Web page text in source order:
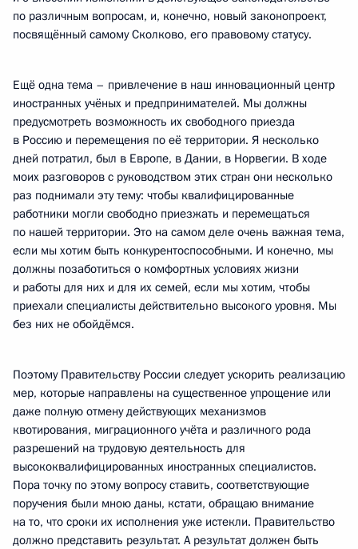
по различным вопросам, и, конечно, новый законопроект,
посвящённый самому Сколково, его правовому статусу.
Ещё одна тема – привлечение в наш инновационный центр
иностранных учёных и предпринимателей. Мы должны
предусмотреть возможность их свободного приезда
в Россию и перемещения по её территории. Я несколько
дней потратил, был в Европе, в Дании, в Норвегии. В ходе
моих разговоров с руководством этих стран они несколько
раз поднимали эту тему: чтобы квалифицированные
работники могли свободно приезжать и перемещаться
по нашей территории. Это на самом деле очень важная тема,
если мы хотим быть конкурентоспособными. И конечно, мы
должны позаботиться о комфортных условиях жизни
и работы для них и для их семей, если мы хотим, чтобы
приехали специалисты действительно высокого уровня. Мы
без них не обойдёмся.
Поэтому Правительству России следует ускорить реализацию
мер, которые направлены на существенное упрощение или
даже полную отмену действующих механизмов
квотирования, миграционного учёта и различного рода
разрешений на трудовую деятельность для
высококвалифицированных иностранных специалистов.
Пора точку по этому вопросу ставить, соответствующие
поручения были мною даны, кстати, обращаю внимание
на то, что сроки их исполнения уже истекли. Правительство
должно представить результат. А результат должен быть